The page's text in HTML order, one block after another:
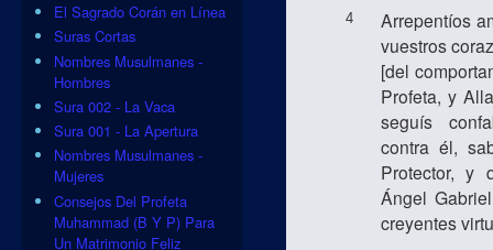
4
Arrepentíos
vuestros
[del
Profeta, y
seguís
contra él,
Protector, y
Ángel
creyentes
El Sagrado Corán en Línea
Suras Cortas
Nombres Musulmanes -
Hombres
Sura 002 - La Vaca
Sura 001 - La Apertura
Nombres Musulmanes -
Mujeres
Consejos Del Profeta
Muhammad (B Y P) Para
Un Matrimonio Feliz